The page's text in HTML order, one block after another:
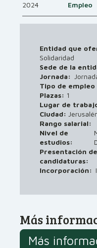
2024
Empleo
Entidad que
Solidaridad
Sede de la
Jornada:
Tipo de empleo
Plazas: 1
Lugar de
Ciudad:
Rango salarial:
Nivel de
estudios:
Presentación de
candidaturas:
Incorporación:
Más
Más